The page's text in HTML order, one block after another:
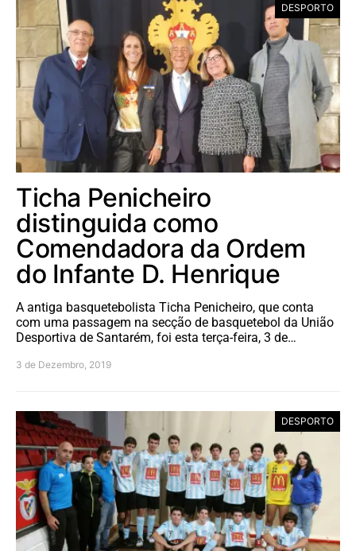
DESPORTO
Ticha Penicheiro
distinguida como
Comendadora da Ordem
do Infante D. Henrique
A antiga basquetebolista Ticha Penicheiro, que conta
com uma passagem na secção de basquetebol da União
Desportiva de Santarém, foi esta terça-feira, 3 de…
3 de Dezembro, 2019
DESPORTO